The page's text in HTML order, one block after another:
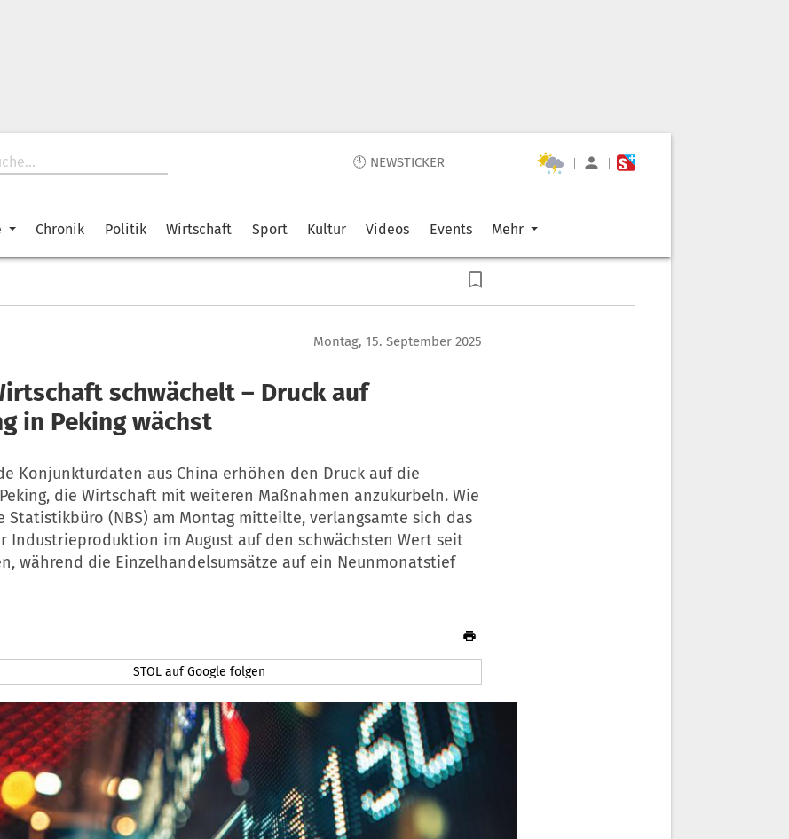
🕙 NEWSTICKER | |
Chronik Politik Wirtschaft Sport Kultur Videos Events Mehr
Montag, 15. September 2025
schwächelt – Druck auf
in Peking wächst
Konjunkturdaten aus China erhöhen den Druck auf die
die Wirtschaft mit weiteren Maßnahmen anzukurbeln. Wie
Statistikbüro (NBS) am Montag mitteilte, verlangsamte sich das
Industrieproduktion im August auf den schwächsten Wert seit
während die Einzelhandelsumsätze auf ein Neunmonatstief
STOL auf Google folgen